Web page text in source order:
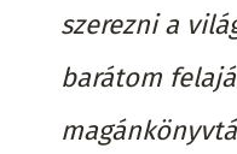
szerezni a
barátom